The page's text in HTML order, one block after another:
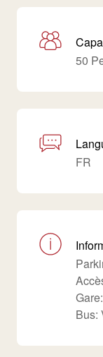
50
FR
Bus: